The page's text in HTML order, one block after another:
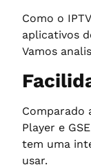
Como o
aplicativos
Vamos
Comparado
Player e
tem uma
usar.